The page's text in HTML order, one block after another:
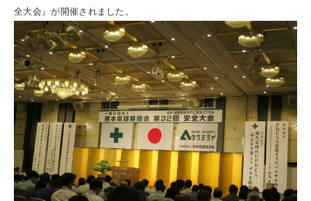
全大会』が開催されました。